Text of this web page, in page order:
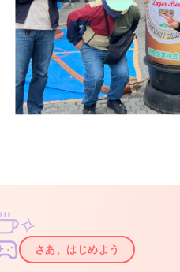
✦
✧
さあ、はじめよう